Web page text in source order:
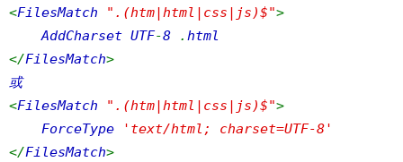
<FilesMatch ".(htm|html|css|js)$">
AddCharset UTF-8 . html
</FilesMatch>
或
<FilesMatch ".(htm|html|css|js)$">
ForceType
'text/html; charset=UTF-8'
</FilesMatch>